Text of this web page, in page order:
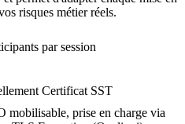
risques métier réels.
par session
Certificat SST
mobilisable, prise en charge via